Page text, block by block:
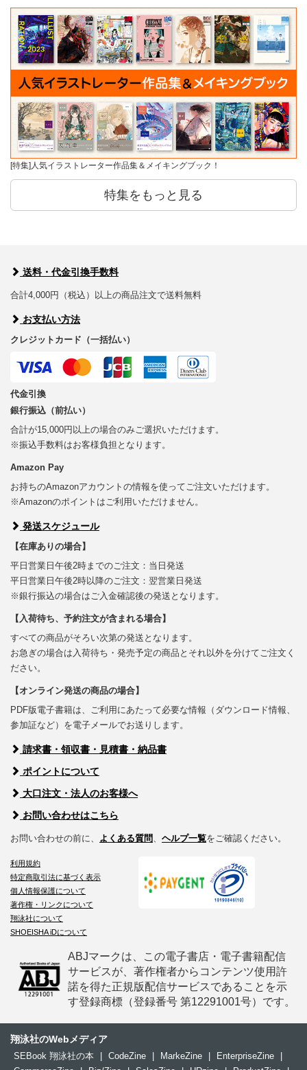
[特集]人気イラストレーター作品集＆メイキングブック！
特集をもっと見る
送料・代金引換手数料
合計4,000円（税込）以上の商品注文で送料無料
お支払い方法
クレジットカード（一括払い）
代金引換
銀行振込（前払い）
合計が15,000円以上の場合のみご選択いただけます。
※振込手数料はお客様負担となります。
Amazon Pay
お持ちのAmazonアカウントの情報を使ってご注文いただけます。
※Amazonのポイントはご利用いただけません。
発送スケジュール
【在庫ありの場合】
平日営業日午後2時までのご注文：当日発送
平日営業日午後2時以降のご注文：翌営業日発送
※銀行振込の場合はご入金確認後の発送となります。
【入荷待ち、予約注文が含まれる場合】
すべての商品がそろい次第の発送となります。
お急ぎの場合は入荷待ち・発売予定の商品とそれ以外を分けてご注文く
ださい。
【オンライン発送の商品の場合】
PDF版電子書籍は、ご利用にあたって必要な情報（ダウンロード情報、
参加証など）を電子メールでお送りします。
請求書・領収書・見積書・納品書
ポイントについて
大口注文・法人のお客様へ
お問い合わせはこちら
お問い合わせの前に、 よくある質問 ヘルプ一覧をご確認ください。
利用規約
特定商取引法に基づく表示
個人情報保護について
著作権・リンクについて
翔泳社について
SHOEISHA iDについて
ABJマークは、この電子書店・電子書籍配信
サービスが、著作権者からコンテンツ使用許
諾を得た正規版配信サービスであることを示
す登録商標（登録番号 第12291001号）です。
翔泳社のWebメディア
SEBook 翔泳社の本 | CodeZine | MarkeZine | EnterpriseZine
|